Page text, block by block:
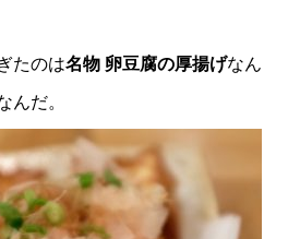
たのは名物 卵豆腐の厚揚げなん
んだ。